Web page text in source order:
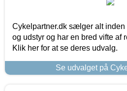
Cykelpartner.dk sælger alt
og udstyr og har en bred vifte af
Klik her for at se deres udvalg.
Se udvalget på